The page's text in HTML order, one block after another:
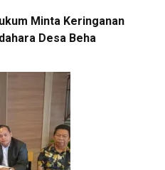
Minta Keringanan
Desa Beha